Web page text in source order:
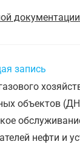
запись
объектов
нефти и